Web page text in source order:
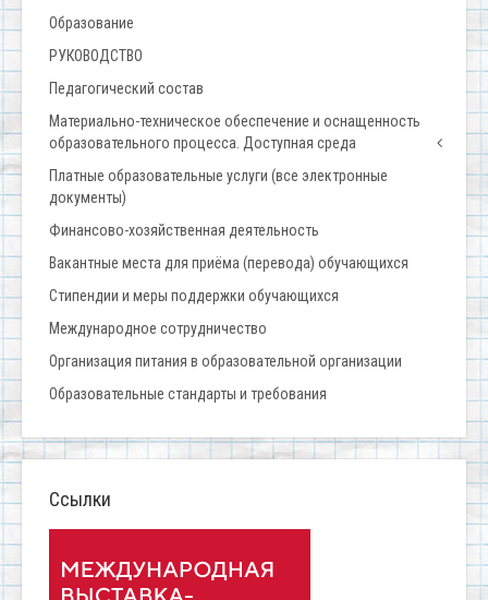
Образование
РУКОВОДСТВО
Педагогический состав
Материально-техническое обеспечение и оснащенность
образовательного процесса. Доступная среда
Платные образовательные услуги (все электронные
документы)
Финансово-хозяйственная деятельность
Вакантные места для приёма (перевода) обучающихся
Стипендии и меры поддержки обучающихся
Международное сотрудничество
Организация питания в образовательной организации
Образовательные стандарты и требования
Ссылки